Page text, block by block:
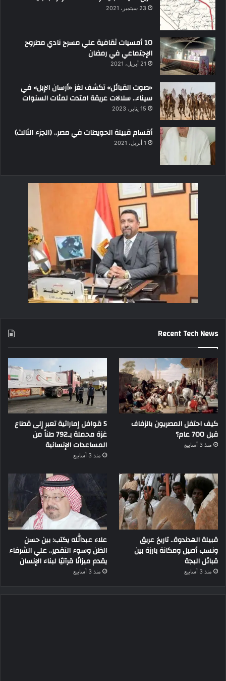
23 سبتمبر، 2021
10 أمسيات ثقافية علي مسرح نادي مطروح
الإجتماعي في رمضان
21 أبريل، 2021
«صوت القبائل» تكشف لغز «أرسان الإبل» في
سيناء.. سلالات عريقة امتدت لمئات السنوات
15 يناير، 2023
أقسام قبيلة الحويطات في مصر.. (الجزء الثالث)
1 أبريل، 2021
Recent Tech News
كيف احتفل المصريون بالزفاف
قبل 700 عام؟
منذ 3 أسابيع
5 قوافل إماراتية تعبر إلى قطاع
غزة محملة بـ792 طناً من
المساعدات الإنسانية
منذ 3 أسابيع
قبيلة الهدندوة.. تاريخ عريق
ونسب أصيل ومكانة بارزة بين
قبائل البجة
منذ 3 أسابيع
علاء عبدالله يكتب: بين حسن
الظن وسوء التقدير.. علي الشرفاء
يقدم ميزانًا قرآنيًا لبناء الإنسان
منذ 3 أسابيع